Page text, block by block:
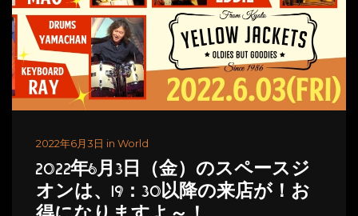
2022年6月3日 in World
2022年6月3日（金）のスペースジ
オンは、19：30以降の来店が！お